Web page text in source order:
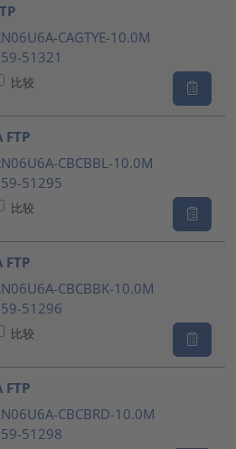
CAGTYE-10.0M
51321
比较
CBCBBL-10.0M
51295
比较
CBCBBK-10.0M
51296
比较
CBCBRD-10.0M
51298